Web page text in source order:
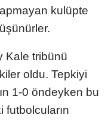
kulüpte
Kale tribünü
oldu. Tepkiyi
1-0 öndeyken bu
futbolcuların